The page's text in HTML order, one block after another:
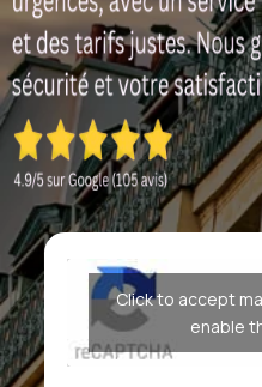
Click to accept
enable